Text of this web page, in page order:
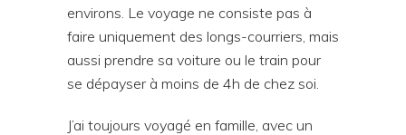
environs. Le voyage ne consiste pas à
faire uniquement des longs-courriers, mais
aussi prendre sa voiture ou le train pour
se dépayser à moins de 4h de chez soi.
J’ai toujours voyagé en famille, avec un